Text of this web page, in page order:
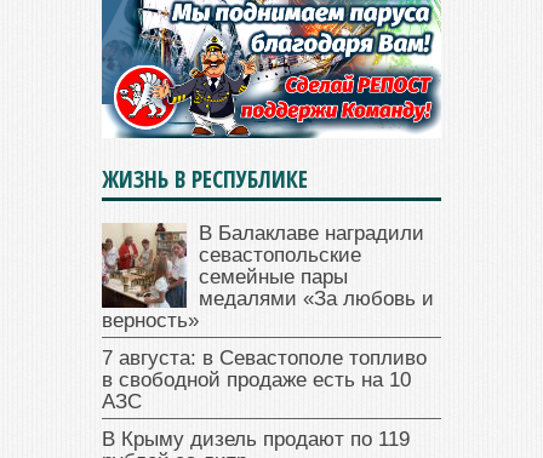
ЖИЗНЬ В РЕСПУБЛИКЕ
В Балаклаве наградили
севастопольские
семейные пары
медалями «За любовь и
верность»
7 августа: в Севастополе топливо
в свободной продаже есть на 10
АЗС
В Крыму дизель продают по 119